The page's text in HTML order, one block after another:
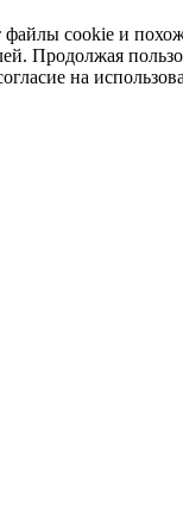
файлы cookie и
Продолжая
на